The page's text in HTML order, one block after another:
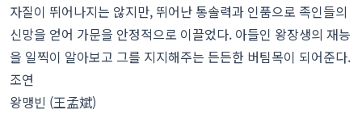
자질이 뛰어나지는 않지만, 뛰어난 통솔력과 인품으로 족인들의
신망을 얻어 가문을 안정적으로 이끌었다. 아들인 왕장생의 재능
을 일찍이 알아보고 그를 지지해주는 든든한 버팀목이 되어준다.
조연
왕맹빈 (王孟斌)